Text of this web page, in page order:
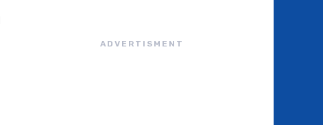
ADVERTISMENT